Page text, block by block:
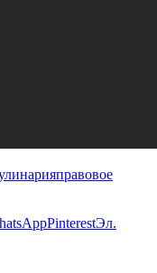
правовое
PinterestЭл.